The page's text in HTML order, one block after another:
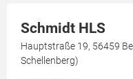
Schmidt HLS
Hauptstraße 19, 56459
Schellenberg)